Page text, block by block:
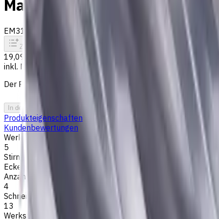
Materialien, AlCrN
EM311-4KL-050015 Auf Bestellung
Zum Vergleich
19,09 €
inkl. MwSt.
Der Preis wurde am 06.08.2026 berechnet
In den Warenkorb PDF-Angebot
Produkteigenschaften
Kundenbewertungen
Werkzeugdurchmesser, mm
5
Stirngeometrie
Eckenradius
Anzahl der Schneiden
4
Schneidenlänge, mm
13
Werkstückmaterial